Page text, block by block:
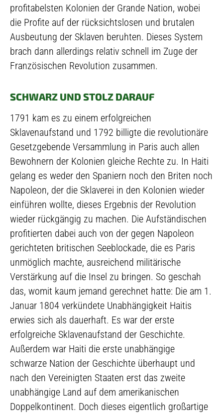
profitabelsten Kolonien der Grande Nation, wobei
die Profite auf der rücksichtslosen und brutalen
Ausbeutung der Sklaven beruhten. Dieses System
brach dann allerdings relativ schnell im Zuge der
Französischen Revolution zusammen.
SCHWARZ UND STOLZ DARAUF
1791 kam es zu einem erfolgreichen
Sklavenaufstand und 1792 billigte die revolutionäre
Gesetzgebende Versammlung in Paris auch allen
Bewohnern der Kolonien gleiche Rechte zu. In Haiti
gelang es weder den Spaniern noch den Briten noch
Napoleon, der die Sklaverei in den Kolonien wieder
einführen wollte, dieses Ergebnis der Revolution
wieder rückgängig zu machen. Die Aufständischen
profitierten dabei auch von der gegen Napoleon
gerichteten britischen Seeblockade, die es Paris
unmöglich machte, ausreichend militärische
Verstärkung auf die Insel zu bringen. So geschah
das, womit kaum jemand gerechnet hatte: Die am 1.
Januar 1804 verkündete Unabhängigkeit Haitis
erwies sich als dauerhaft. Es war der erste
erfolgreiche Sklavenaufstand der Geschichte.
Außerdem war Haiti die erste unabhängige
schwarze Nation der Geschichte überhaupt und
nach den Vereinigten Staaten erst das zweite
unabhängige Land auf dem amerikanischen
Doppelkontinent. Doch dieses eigentlich großartige